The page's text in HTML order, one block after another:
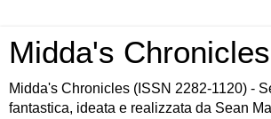
Midda's Chronicles
Midda's Chronicles (ISSN 2282-1120) -
fantastica, ideata e realizzata da Sean